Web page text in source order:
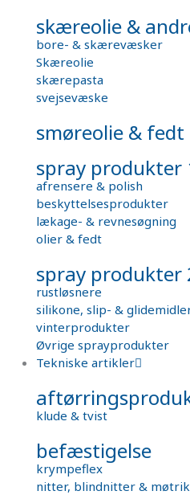
skæreolie &
bore- & skærevæsker
Skæreolie
skærepasta
svejsevæske
smøreolie & fedt
spray produkter
afrensere & polish
beskyttelsesprodukter
lækage- & revnesøgning
olier & fedt
spray produkter
rustløsnere
silikone, slip- &
vinterprodukter
Øvrige sprayprodukter
Tekniske artikler
klude & tvist
befæstigelse
krympeflex
nitter, blindnitter &